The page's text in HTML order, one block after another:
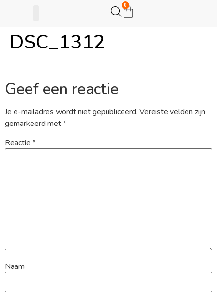
0
DSC_1312
Geef een reactie
Je e-mailadres wordt niet gepubliceerd. Vereiste velden zijn
gemarkeerd met*
Reactie *
Naam